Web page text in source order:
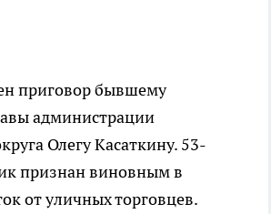
приговор бывшему
администрации
Олегу Касаткину. 53-
признан виновным в
от уличных торговцев.